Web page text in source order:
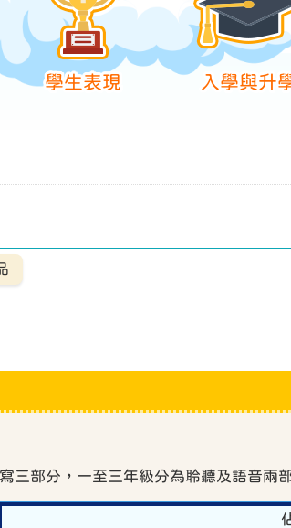
學生表現 入學與升
三部分，一至三年級分為聆聽及語音兩